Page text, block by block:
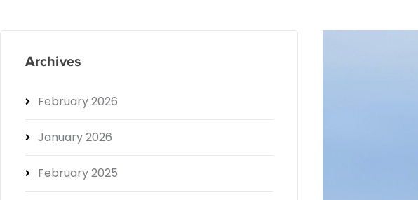
Archives
February 2026
January 2026
February 2025